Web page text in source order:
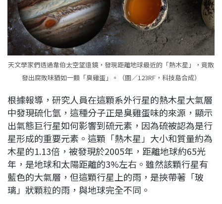
天文學家們透過韋伯太空望遠鏡，發現距離地球最近的「熱木星」，竟散
發出腐敗味猶如一顆「臭雞蛋」。（圖／123RF，科技島合成）
根據報導，研究人員在這顆系外行星的熱木星大氣層
中發現硫化氫，這種分子正是臭雞蛋味的來源，顯示
出氣態巨行星如何影響到硫元素，因為硫被認為是行
星形成的重要元素。這顆「熱木星」大小和質量約為
木星的1.13倍，被發現於2005年，距離地球約65光
年，是地球和太陽距離的3%左右。雖然該顆行星有
藍色的大氣層，但這顆行星上的雨，是挾帶著「玻
璃」狀顆粒的雨，與地球完全不同。